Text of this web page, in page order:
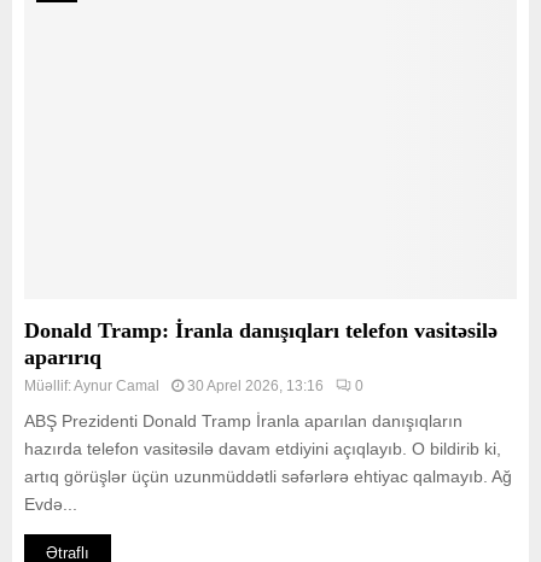
Donald Tramp: İranla danışıqları telefon vasitəsilə
aparırıq
Müəllif:Aynur Camal 30 Aprel 2026, 13:16 0
ABŞ Prezidenti Donald Tramp İranla aparılan danışıqların
hazırda telefon vasitəsilə davam etdiyini açıqlayıb. O bildirib ki,
artıq görüşlər üçün uzunmüddətli səfərlərə ehtiyac qalmayıb. Ağ
Evdə...
Ətraflı